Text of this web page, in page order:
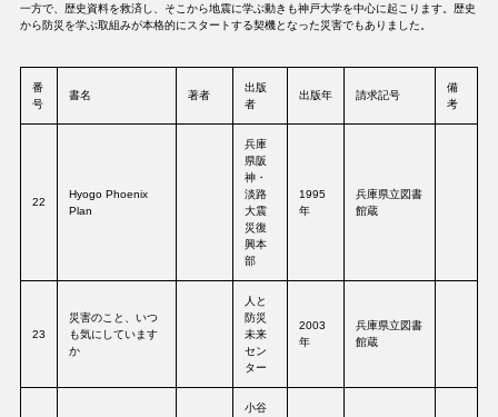
一方で、歴史資料を救済し、そこから地震に学ぶ動きも神戸大学を中心に起こります。歴史
から防災を学ぶ取組みが本格的にスタートする契機となった災害でもありました。
番
号
書名 著者
出版
者
出版年 請求記号
備
考
22
Hyogo Phoenix
Plan
兵庫
県阪
神・
淡路
大震
災復
興本
部
1995
年
兵庫県立図書
館蔵
23
災害のこと、いつ
も気にしています
か
人と
防災
未来
セン
ター
2003
年
兵庫県立図書
館蔵
小谷